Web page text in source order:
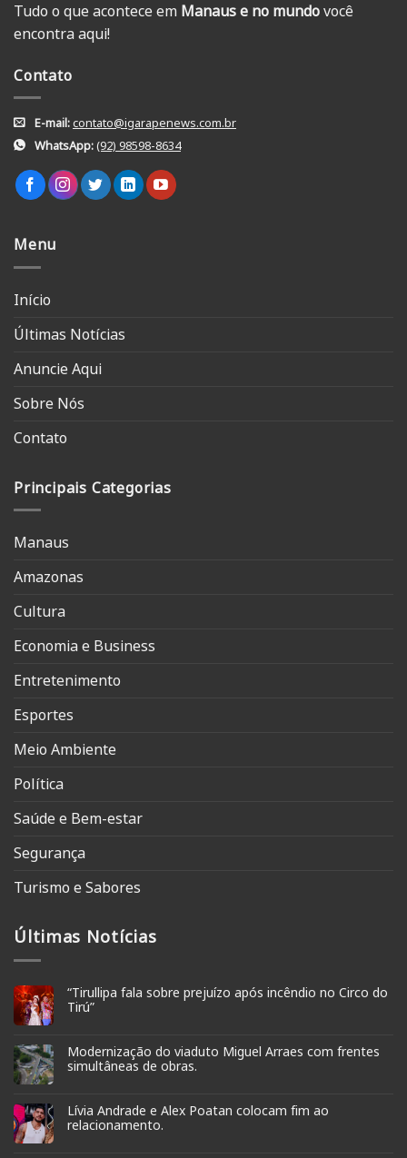
Tudo o que acontece em Manaus e no mundovocê
encontra aqui!
Contato
E-mail:contato@igarapenews.com.br
WhatsApp:(92) 98598-8634
Menu
Início
Últimas Notícias
Anuncie Aqui
Sobre Nós
Contato
Principais Categorias
Manaus
Amazonas
Cultura
Economia e Business
Entretenimento
Esportes
Meio Ambiente
Política
Saúde e Bem-estar
Segurança
Turismo e Sabores
Últimas Notícias
“Tirullipa fala sobre prejuízo após incêndio no Circo do
Tirú”
Modernização do viaduto Miguel Arraes com frentes
simultâneas de obras.
Lívia Andrade e Alex Poatan colocam fim ao
relacionamento.